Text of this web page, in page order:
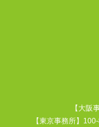
【大
【東京事務所】